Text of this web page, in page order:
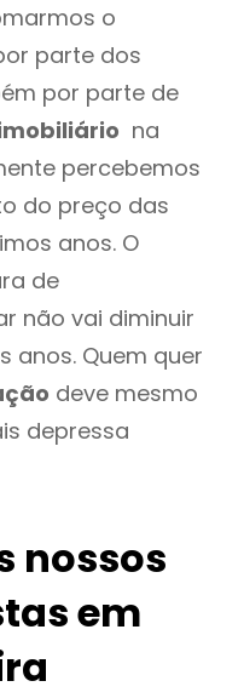
o
parte dos
por parte de
na
percebemos
do preço das
anos. O
de
não vai diminuir
anos. Quem quer
deve mesmo
depressa
nossos
em